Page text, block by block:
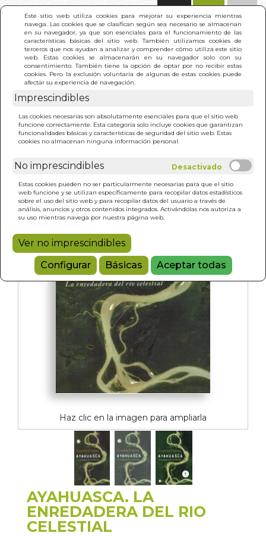
Este sitio web utiliza cookies para mejorar su experiencia mientras
navega. Las cookies que se clasifican según sea necesario se almacenan
en su navegador, ya que son esenciales para el funcionamiento de las
características básicas del sitio web. También utilizamos cookies de
terceros que nos ayudan a analizar y comprender cómo utiliza este sitio
web. Estas cookies se almacenarán en su navegador solo con su
consentimiento. También tiene la opción de optar por no recibir estas
cookies. Pero la exclusión voluntaria de algunas de estas cookies puede
afectar su experiencia de navegación.
Imprescindibles
Las cookies necesarias son absolutamente esenciales para que el sitio web
funcione correctamente. Esta categoría solo incluye cookies que garantizan
funcionalidades básicas y características de seguridad del sitio web. Estas
cookies no almacenan ninguna información personal.
No imprescindibles
Estas cookies pueden no ser particularmente necesarias para que el sitio
web funcione y se utilizan específicamente para recopilar datos estadísticos
sobre el uso del sitio web y para recopilar datos del usuario a través de
análisis, anuncios y otros contenidos integrados. Activándolas nos autoriza a
su uso mientras navega por nuestra página web.
Ver no imprescindibles
Configurar
Básicas Aceptar todas
INICIO >
CELESTIAL
Haz clic en la imagen para ampliarla
AYAHUASCA. LA
ENREDADERA DEL RIO
CELESTIAL